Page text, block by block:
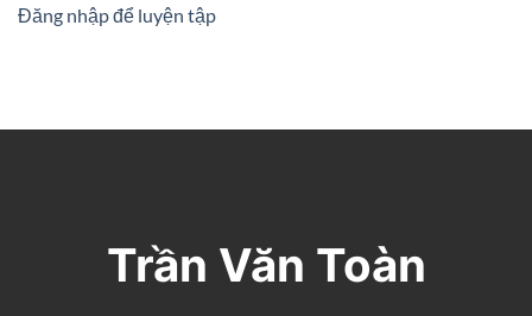
Đăng nhập để luyện tập
Trần Văn Toàn